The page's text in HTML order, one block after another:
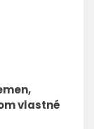
vlastné